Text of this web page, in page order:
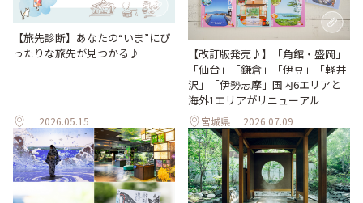
【旅先診断】あなたの“いま”にぴ
ったりな旅先が見つかる♪
2026.05.15
【改訂版発売♪】「角館・盛岡」
「仙台」「鎌倉」「伊豆」「軽井
沢」「伊勢志摩」国内6エリアと
海外1エリアがリニューアル
宮城県 2026.07.09